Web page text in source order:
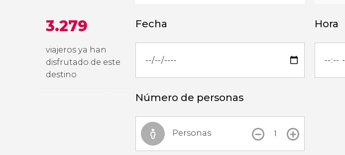
3.279
viajeros ya han
disfrutado de este
destino
Fecha Hora
Número de personas
Personas